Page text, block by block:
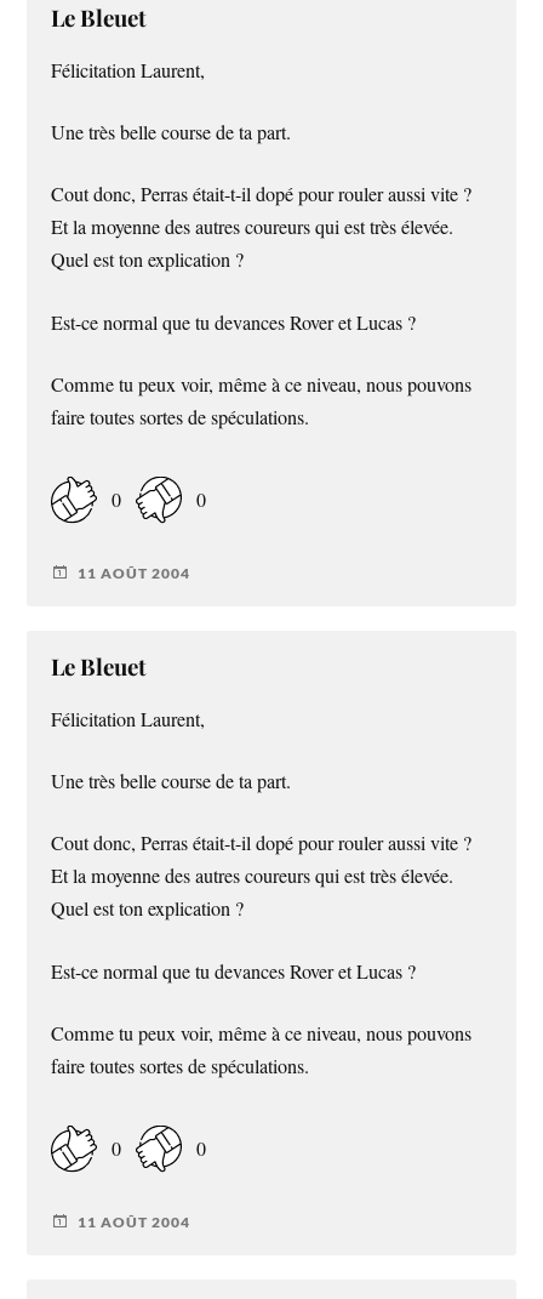
Le Bleuet
Félicitation Laurent,
Une très belle course de ta part.
Cout donc, Perras était-t-il dopé pour rouler aussi vite ?
Et la moyenne des autres coureurs qui est très élevée.
Quel est ton explication ?
Est-ce normal que tu devances Rover et Lucas ?
Comme tu peux voir, même à ce niveau, nous pouvons
faire toutes sortes de spéculations.
0 0
11 AOÛT 2004
Le Bleuet
Félicitation Laurent,
Une très belle course de ta part.
Cout donc, Perras était-t-il dopé pour rouler aussi vite ?
Et la moyenne des autres coureurs qui est très élevée.
Quel est ton explication ?
Est-ce normal que tu devances Rover et Lucas ?
Comme tu peux voir, même à ce niveau, nous pouvons
faire toutes sortes de spéculations.
0 0
11 AOÛT 2004